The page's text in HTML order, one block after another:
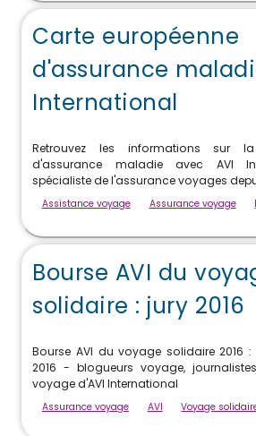
Carte européenne
d'assurance
International
Retrouvez les informations sur
d'assurance maladie avec AVI
spécialiste de l'assurance voyages
Assistance voyage Assurance voyage
Bourse AVI du
solidaire : jury 2016
Bourse AVI du voyage solidaire 2016
2016 - blogueurs voyage,
voyage d'AVI International
Assurance voyage AVI Voyage